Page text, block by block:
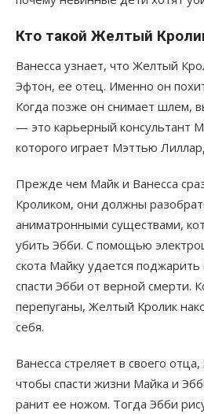
Кто такой Желтый
Ванесса узнает, что Желтый
Эфтон, ее отец. Именно он
Когда позже он снимает шлем,
— это карьерный консультант
которого играет Мэттью
Прежде чем Майк и Ванесса
Кроликом, они должны
аниматронными существами,
убить Эбби. С помощью
скота Майку удается
спасти Эбби от верной смерти.
перепуганы, Желтый Кролик
себя.
Ванесса стреляет в своего
чтобы спасти жизни Майка и
ранит ее ножом. Тогда Эбби